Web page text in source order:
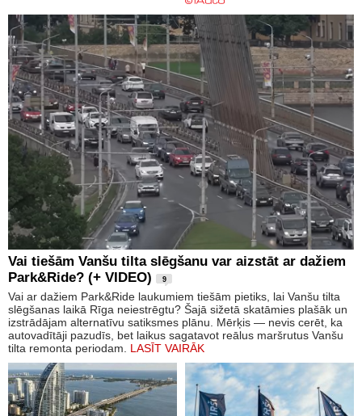
Vai tiešām Vanšu tilta slēgšanu var aizstāt ar dažiem
Park&Ride? (+ VIDEO)
9
Vai ar dažiem Park&Ride laukumiem tiešām pietiks, lai Vanšu tilta
slēgšanas laikā Rīga neiestrēgtu? Šajā sižetā skatāmies plašāk un
izstrādājam alternatīvu satiksmes plānu. Mērķis — nevis cerēt, ka
autovadītāji pazudīs, bet laikus sagatavot reālus maršrutus Vanšu
tilta remonta periodam. LASĪT VAIRĀK